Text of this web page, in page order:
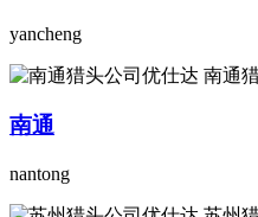
yancheng
南通
nantong